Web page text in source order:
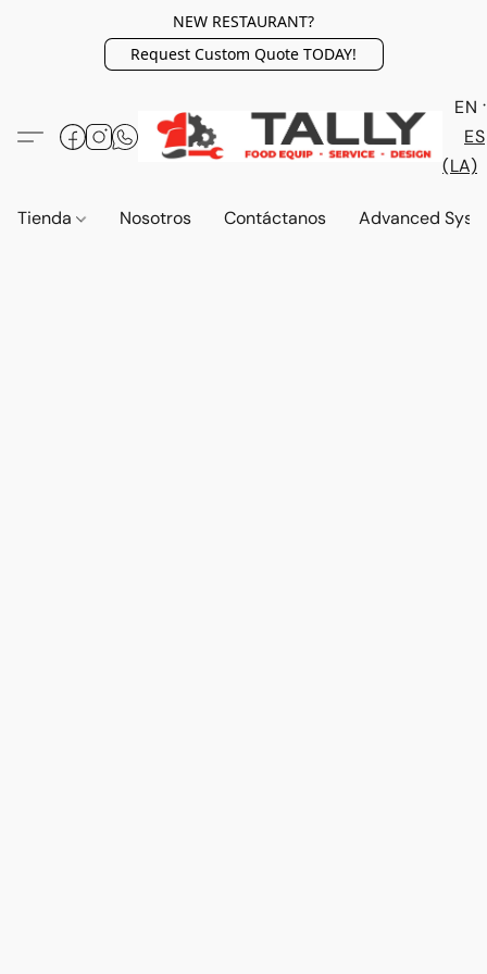
NEW RESTAURANT?
Request Custom Quote TODAY!
EN
ES
(LA)
Tienda Nosotros Contáctanos Advanced